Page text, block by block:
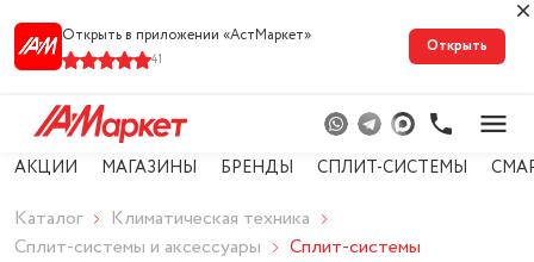
Открыть в приложении «АстМарке‪т‬»
41
Открыть
АКЦИИ МАГАЗИНЫ БРЕНДЫ СПЛИТ-СИСТЕМЫ
Каталог
Климатическая техника
Сплит-системы и аксессуары
Сплит-системы